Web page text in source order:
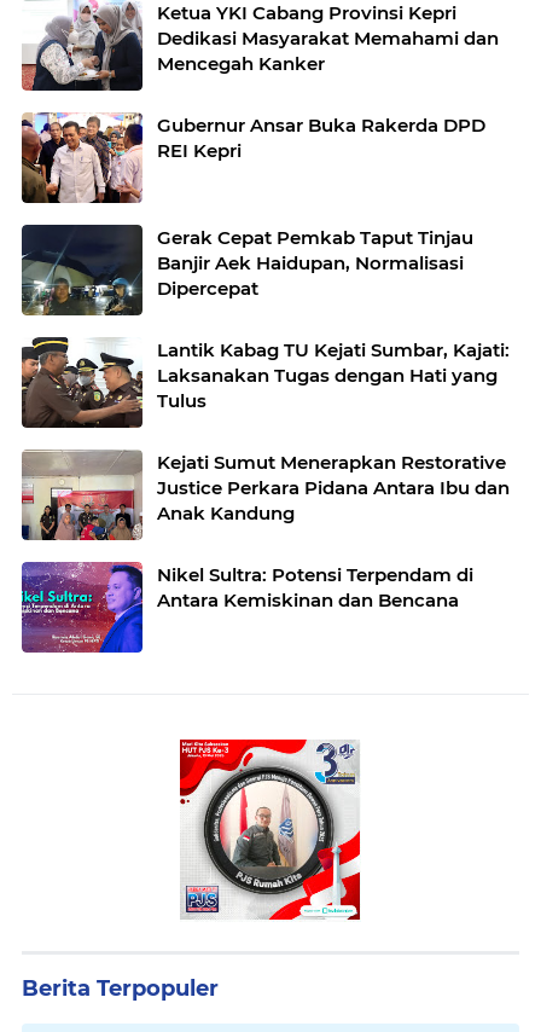
Ketua YKI Cabang Provinsi Kepri
Dedikasi Masyarakat Memahami dan
Mencegah Kanker
Gubernur Ansar Buka Rakerda DPD
REI Kepri
Gerak Cepat Pemkab Taput Tinjau
Banjir Aek Haidupan, Normalisasi
Dipercepat
Lantik Kabag TU Kejati Sumbar, Kajati:
Laksanakan Tugas dengan Hati yang
Tulus
Kejati Sumut Menerapkan Restorative
Justice Perkara Pidana Antara Ibu dan
Anak Kandung
Nikel Sultra: Potensi Terpendam di
Antara Kemiskinan dan Bencana
Berita Terpopuler